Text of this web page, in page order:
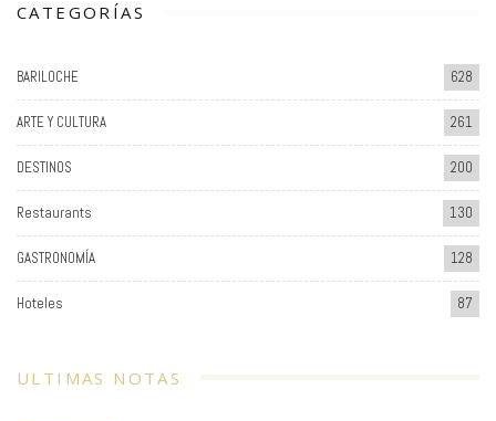
CATEGORÍAS
BARILOCHE 628
ARTE Y CULTURA 261
DESTINOS 200
Restaurants 130
GASTRONOMÍA 128
Hoteles 87
ULTIMAS NOTAS